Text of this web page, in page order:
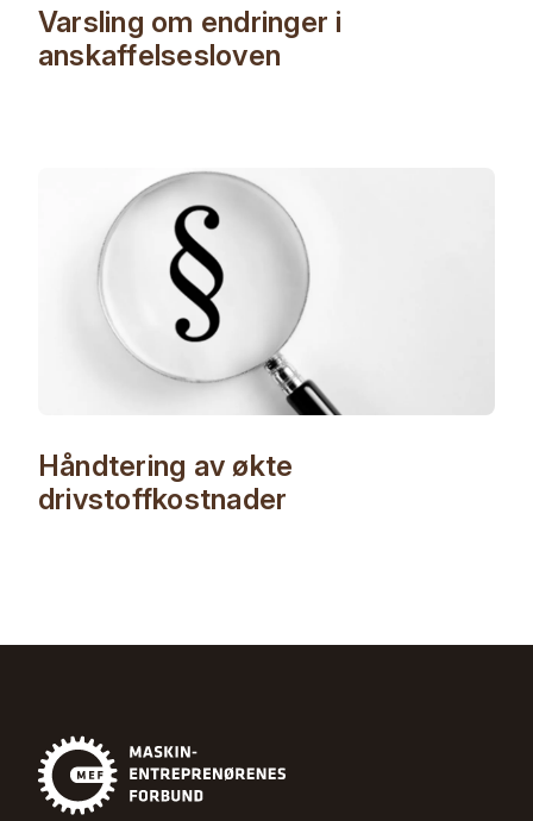
Varsling om endringer i
anskaffelsesloven
Håndtering av økte
drivstoffkostnader